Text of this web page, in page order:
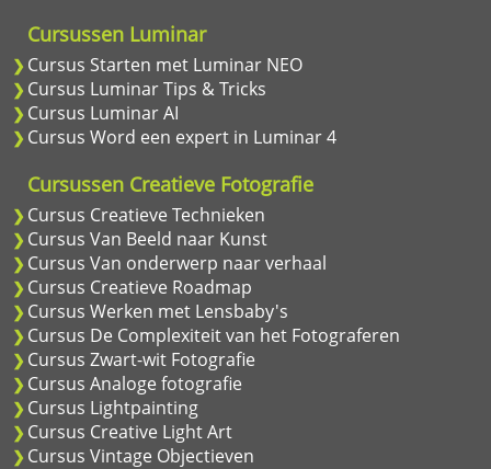
Cursussen Luminar
Cursus Starten met Luminar NEO
Cursus Luminar Tips & Tricks
Cursus Luminar AI
Cursus Word een expert in Luminar 4
Cursussen Creatieve Fotografie
Cursus Creatieve Technieken
Cursus Van Beeld naar Kunst
Cursus Van onderwerp naar verhaal
Cursus Creatieve Roadmap
Cursus Werken met Lensbaby's
Cursus De Complexiteit van het Fotograferen
Cursus Zwart-wit Fotografie
Cursus Analoge fotografie
Cursus Lightpainting
Cursus Creative Light Art
Cursus Vintage Objectieven